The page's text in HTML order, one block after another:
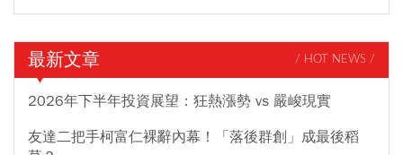
最新文章 / HOT NEWS /
2026年下半年投資展望：狂熱漲勢 vs 嚴峻現實
友達二把手柯富仁裸辭內幕！「落後群創」成最後稻